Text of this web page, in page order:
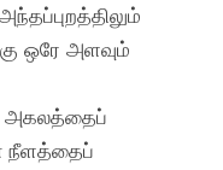
ஒரே அளவும்
அகலத்தைப்
நீளத்தைப்